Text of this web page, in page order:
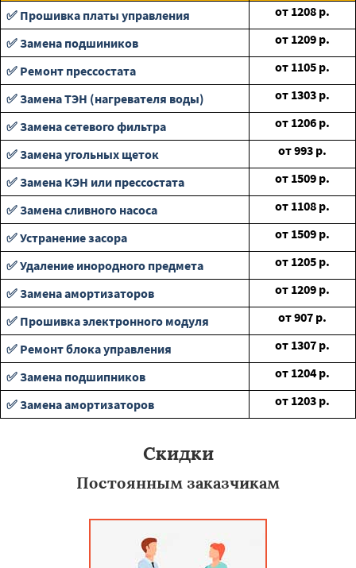
✅ Прошивка платы управления
от 1208 р.
✅ Замена подшиников
от 1209 р.
✅ Ремонт прессостата
от 1105 р.
✅ Замена ТЭН (нагревателя воды)
от 1303 р.
✅ Замена сетевого фильтра
от 1206 р.
✅ Замена угольных щеток
от993 р.
✅ Замена КЭН или прессостата
от 1509 р.
✅ Замена сливного насоса
от 1108 р.
✅ Устранение засора
от 1509 р.
✅ Удаление инородного предмета
от 1205 р.
✅ Замена амортизаторов
от 1209 р.
✅ Прошивка электронного модуля
от907 р.
✅ Ремонт блока управления
от 1307 р.
✅ Замена подшипников
от 1204 р.
✅ Замена амортизаторов
от 1203 р.
Скидки
Постоянным заказчикам